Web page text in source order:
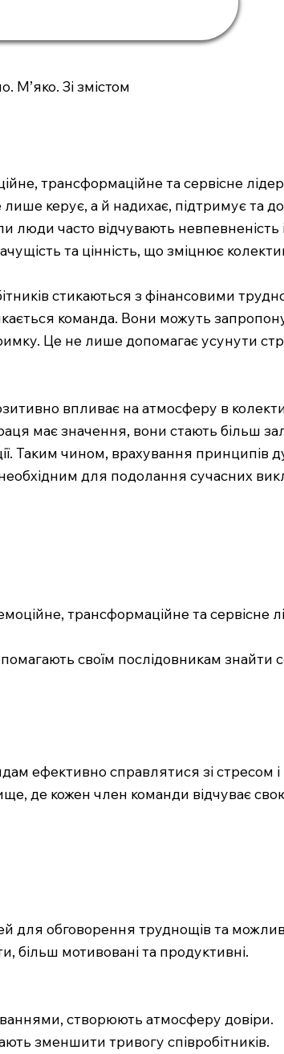
М’яко. Зі змістом
трансформаційне та сервісне
керує, а й надихає, підтримує та
люди часто відчувають невпевненість
та цінність, що зміцнює
стикаються з фінансовими
команда. Вони можуть
Це не лише допомагає усунути
впливає на атмосферу в
має значення, вони стають більш
Таким чином, врахування принципів
для подолання сучасних
трансформаційне та
своїм послідовникам знайти
ефективно справлятися зі стресом
де кожен член команди відчуває
для обговорення труднощів та
більш мотивовані та продуктивні.
створюють атмосферу довіри.
зменшити тривогу співробітників.